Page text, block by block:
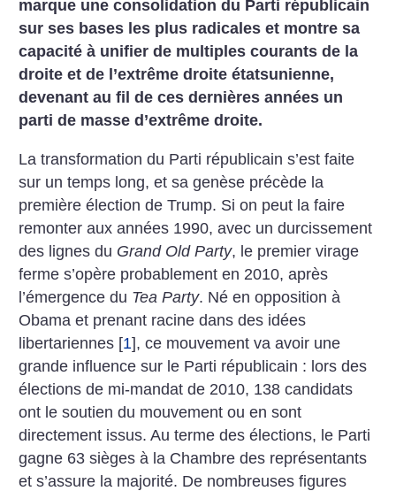
marque une consolidation du Parti républicain
sur ses bases les plus radicales et montre sa
capacité à unifier de multiples courants de la
droite et de l’extrême droite étatsunienne,
devenant au fil de ces dernières années un
parti de masse d’extrême droite.
La transformation du Parti républicain s’est faite
sur un temps long, et sa genèse précède la
première élection de Trump. Si on peut la faire
remonter aux années 1990, avec un durcissement
des lignes du Grand Old Party, le premier virage
ferme s’opère probablement en 2010, après
l’émergence du Tea Party. Né en opposition à
Obama et prenant racine dans des idées
libertariennes [1], ce mouvement va avoir une
grande influence sur le Parti républicain : lors des
élections de mi-mandat de 2010, 138 candidats
ont le soutien du mouvement ou en sont
directement issus. Au terme des élections, le Parti
gagne 63 sièges à la Chambre des représentants
et s’assure la majorité. De nombreuses figures